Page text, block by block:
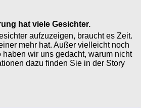
hat viele Gesichter.
aufzuzeigen, braucht es Zeit.
mehr hat. Außer vielleicht noch
wir uns gedacht, warum nicht
dazu finden Sie in der Story